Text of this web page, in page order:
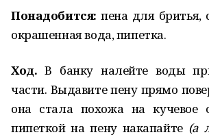
Понадобится: пена для бритья,
окрашенная вода, пипетка.
Ход. В банку налейте воды
части. Выдавите пену прямо
она стала похожа на кучевое
пипеткой на пену накапайте (а